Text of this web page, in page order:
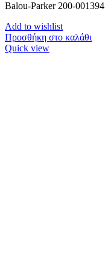
Balou-Parker 200-001394
Add to wishlist
Προσθήκη στο καλάθι
Quick view